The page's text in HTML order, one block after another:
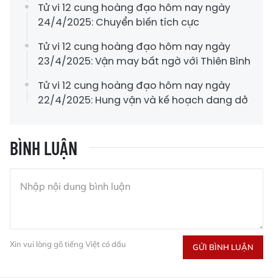
Tử vi 12 cung hoàng đạo hôm nay ngày
24/4/2025: Chuyển biến tích cực
Tử vi 12 cung hoàng đạo hôm nay ngày
23/4/2025: Vận may bất ngờ với Thiên Bình
Tử vi 12 cung hoàng đạo hôm nay ngày
22/4/2025: Hung vận và kế hoạch dang dở
BÌNH LUẬN
Xin vui lòng gõ tiếng Việt có dấu GỬI BÌNH LUẬN